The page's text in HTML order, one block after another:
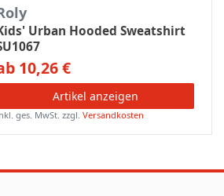
Urban Hooded Sweatshirt
10,26 €
Artikel anzeigen
ges. MwSt. zzgl.Versandkosten